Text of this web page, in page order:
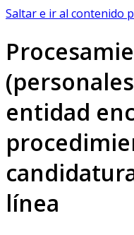
Saltar e ir al contenido
entidad
línea